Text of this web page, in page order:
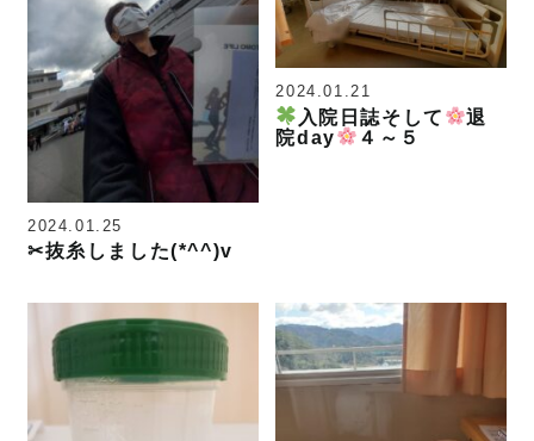
2024.01.25
✂抜糸しました(*^^)v
2024.01.21
入院日誌そして
退
院day
４～５